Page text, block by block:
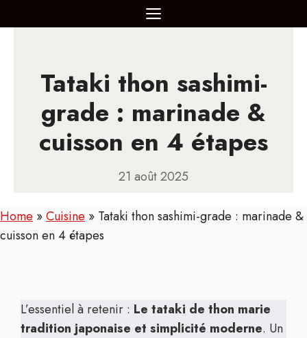
au
MENU
Tataki thon sashimi-
grade : marinade &
cuisson en 4 étapes
21 août 2025
Home »Cuisine » Tataki thon sashimi-grade : marinade &
cuisson en 4 étapes
L’essentiel à retenir : Le tataki de thon marie
tradition japonaise et simplicité moderne. Un